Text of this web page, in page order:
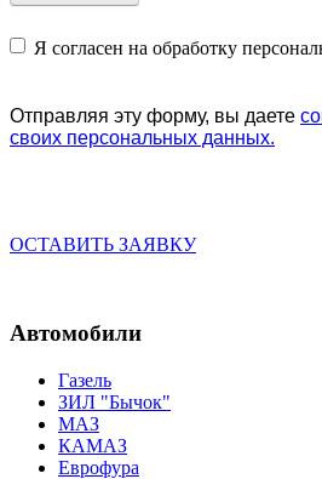
Я согласен на обработку
Отправляя эту форму, вы даете
своих персональных данных.
ОСТАВИТЬ ЗАЯВКУ
Автомобили
Газель
ЗИЛ "Бычок"
МАЗ
КАМАЗ
Еврофура